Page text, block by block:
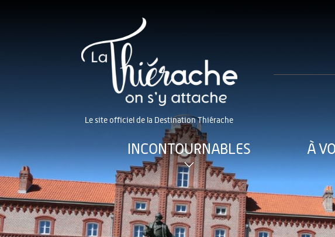
Le site officiel de la Destination Thiérache
INCONTOURNABLES À